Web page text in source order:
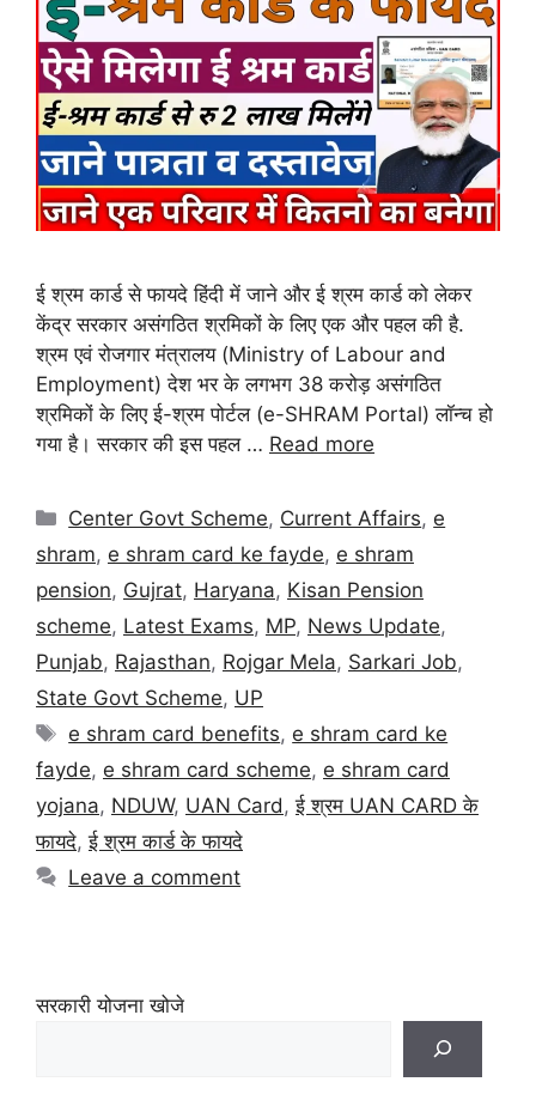
ई श्रम कार्ड से फायदे हिंदी में जाने और ई श्रम कार्ड को लेकर
केंद्र सरकार असंगठित श्रमिकों के लिए एक और पहल की है.
श्रम एवं रोजगार मंत्रालय (Ministry of Labour and
Employment) देश भर के लगभग 38 करोड़ असंगठित
श्रमिकों के लिए ई-श्रम पोर्टल (e-SHRAM Portal) लॉन्च हो
गया है। सरकार की इस पहल … Read more
Center Govt Scheme, Current Affairs, e
shram, e shram card ke fayde, e shram
pension, Gujrat, Haryana, Kisan Pension
scheme, Latest Exams, MP, News Update,
Punjab, Rajasthan, Rojgar Mela, Sarkari Job,
State Govt Scheme, UP
e shram card benefits, e shram card ke
fayde, e shram card scheme, e shram card
yojana, NDUW, UAN Card ,ई श्रम UAN CARD के
फायदे,ई श्रम कार्ड के फायदे
Leave a comment
सरकारी योजना खोजे